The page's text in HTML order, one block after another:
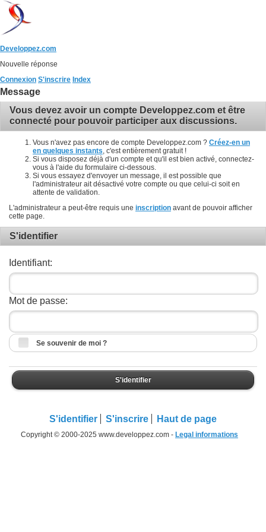
Developpez.com
Nouvelle réponse
Connexion S'inscrire Index
Message
Vous devez avoir un compte Developpez.com et être
connecté pour pouvoir participer aux discussions.
Vous n'avez pas encore de compte Developpez.com ? Créez-en un
en quelques instants , c'est entièrement gratuit !
Si vous disposez déjà d'un compte et qu'il est bien activé, connectez-
vous à l'aide du formulaire ci-dessous.
Si vous essayez d'envoyer un message, il est possible que
l'administrateur ait désactivé votre compte ou que celui-ci soit en
attente de validation.
L'administrateur a peut-être requis une inscription avant de pouvoir afficher
cette page.
S'identifier
Identifiant:
Mot de passe:
Se souvenir de moi ?
S'identifier
S'identifier S'inscrire Haut de page
Copyright © 2000-2025 www.developpez.com - Legal informations